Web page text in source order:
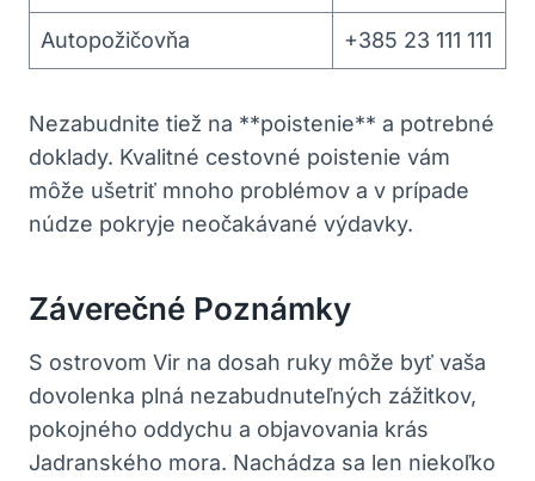
Autopožičovňa +385 23 111 111
Nezabudnite tiež na **poistenie** a potrebné
doklady. Kvalitné cestovné poistenie vám
môže ušetriť mnoho problémov a v prípade
núdze pokryje neočakávané výdavky.
Záverečné Poznámky
S ostrovom Vir na dosah ruky môže byť vaša
dovolenka plná nezabudnuteľných zážitkov,
pokojného oddychu a objavovania krás
Jadranského mora. Nachádza sa len niekoľko